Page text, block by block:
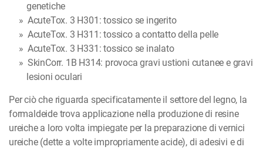
genetiche
AcuteTox. 3 H301: tossico se ingerito
AcuteTox. 3 H311: tossico a contatto della pelle
AcuteTox. 3 H331: tossico se inalato
SkinCorr. 1B H314: provoca gravi ustioni cutanee e gravi
lesioni oculari
Per ciò che riguarda specificatamente il settore del legno, la
formaldeide trova applicazione nella produzione di resine
ureiche a loro volta impiegate per la preparazione di vernici
ureiche (dette a volte impropriamente acide), di adesivi e di